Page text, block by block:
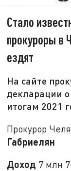
Стало
прокуроры в
ездят
На сайте
декларации о
итогам 2021
Прокурор
Габриелян
Доход 7 млн